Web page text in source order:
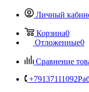
Личный
Корзина0
Отложенные0
Сравнение
+79137111092